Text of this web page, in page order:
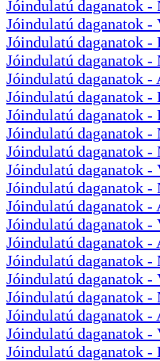
Jóindulatú daganatok -
Jóindulatú daganatok -
Jóindulatú daganatok -
Jóindulatú daganatok -
Jóindulatú daganatok -
Jóindulatú daganatok -
Jóindulatú daganatok -
Jóindulatú daganatok -
Jóindulatú daganatok -
Jóindulatú daganatok -
Jóindulatú daganatok -
Jóindulatú daganatok -
Jóindulatú daganatok -
Jóindulatú daganatok -
Jóindulatú daganatok -
Jóindulatú daganatok -
Jóindulatú daganatok -
Jóindulatú daganatok -
Jóindulatú daganatok -
Jóindulatú daganatok -